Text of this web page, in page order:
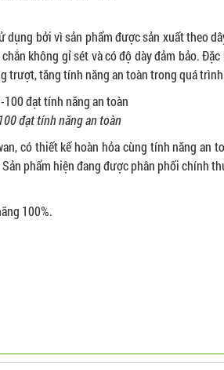
bởi vì sản phẩm được sản xuất theo
không gỉ sét và có độ dày đảm bảo.
trượt, tăng tính năng an toàn trong quá
đạt tính năng an toàn
có thiết kế hoàn hỏa cùng tính năng an
phẩm hiện đang được phân phối chính
100%.